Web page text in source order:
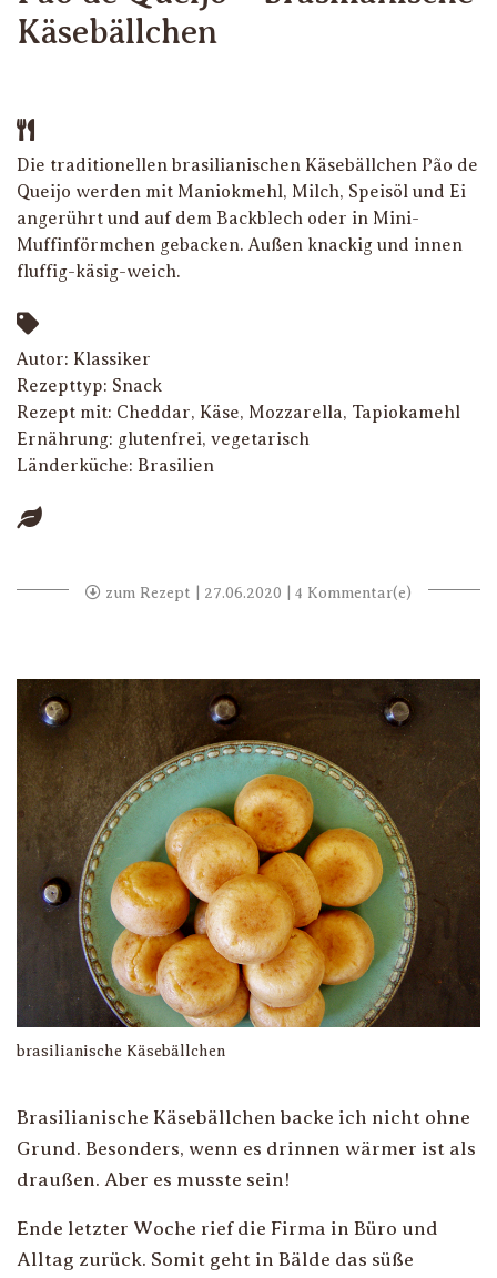
Käsebällchen
Die traditionellen brasilianischen Käsebällchen Pão de
Queijo werden mit Maniokmehl, Milch, Speisöl und Ei
angerührt und auf dem Backblech oder in Mini-
Muffinförmchen gebacken. Außen knackig und innen
fluffig-käsig-weich.
Autor: Klassiker
Rezepttyp: Snack
Rezept mit: Cheddar, Käse, Mozzarella, Tapiokamehl
Ernährung: glutenfrei, vegetarisch
Länderküche: Brasilien
zum Rezept | 27.06.2020 | 4 Kommentar(e)
brasilianische Käsebällchen
Brasilianische Käsebällchen backe ich nicht ohne
Grund. Besonders, wenn es drinnen wärmer ist als
draußen. Aber es musste sein!
Ende letzter Woche rief die Firma in Büro und
Alltag zurück. Somit geht in Bälde das süße